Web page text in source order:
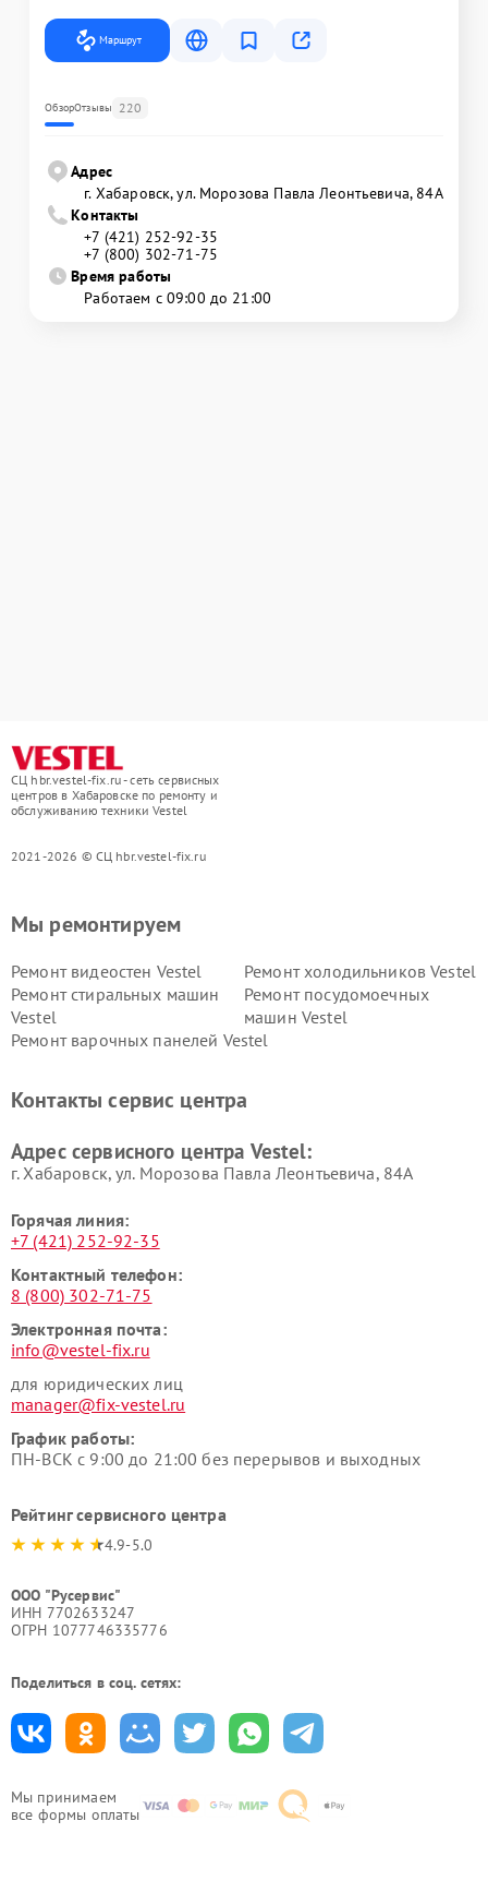
Маршрут
ОбзорОтзывы 220
Адрес
г. Хабаровск, ул. Морозова Павла Леонтьевича, 84А
Контакты
+7 (421) 252-92-35
+7 (800) 302-71-75
Время работы
Работаем с 09:00 до 21:00
СЦ hbr.vestel-fix.ru - сеть сервисных
центров в Хабаровске по ремонту и
обслуживанию техники Vestel
2021-2026 © СЦ hbr.vestel-fix.ru
Мы принимаем
все формы оплаты
Мы ремонтируем
Ремонт видеостен Vestel
Ремонт холодильников Vestel
Ремонт стиральных машин
Vestel
Ремонт посудомоечных
машин Vestel
Ремонт варочных панелей Vestel
Контакты сервис центра
Адрес сервисного центра Vestel:
г. Хабаровск, ул. Морозова Павла Леонтьевича, 84А
Горячая линия:
+7 (421) 252-92-35
Контактный телефон:
8 (800) 302-71-75
Электронная почта:
info@vestel-fix.ru
для юридических лиц
manager@fix-vestel.ru
График работы:
ПН-ВСК с 9:00 до 21:00 без перерывов и выходных
Рейтинг сервисного центра
4.9-5.0
ООО "Русервис"
ИНН 7702633247
ОГРН 1077746335776
Поделиться в соц. сетях: